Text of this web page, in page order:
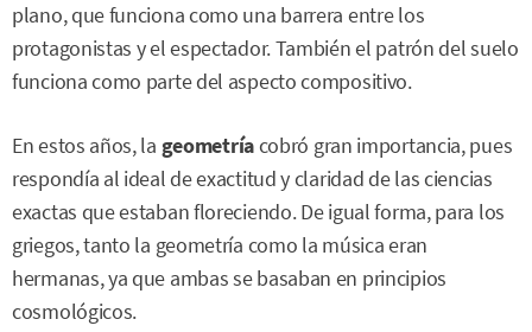
plano, que funciona como una barrera entre los
protagonistas y el espectador. También el patrón del suelo
funciona como parte del aspecto compositivo.
En estos años, la geometríacobró gran importancia, pues
respondía al ideal de exactitud y claridad de las ciencias
exactas que estaban floreciendo. De igual forma, para los
griegos, tanto la geometría como la música eran
hermanas, ya que ambas se basaban en principios
cosmológicos.